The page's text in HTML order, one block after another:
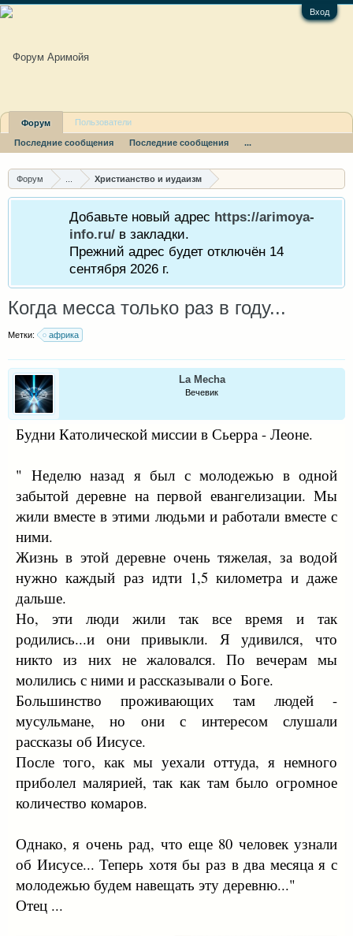
Вход
Форум Христианство и иудаизм
Добавьте новый адрес https://arimoya-
info.ru/ в закладки.
Прежний адрес будет отключён 14
сентября 2026 г.
Когда месса только раз в году...
Метки: африка
La Mecha
Вечевик
Будни Католической миссии в Сьерра - Леоне.
" Неделю назад я был с молодежью в одной
забытой деревне на первой евангелизации. Мы
жили вместе в этими людьми и работали вместе с
ними.
Жизнь в этой деревне очень тяжелая, за водой
нужно каждый раз идти 1,5 километра и даже
дальше.
Но, эти люди жили так все время и так
родились...и они привыкли. Я удивился, что
никто из них не жаловался. По вечерам мы
молились с ними и рассказывали о Боге.
Большинство проживающих там людей -
мусульмане, но они с интересом слушали
рассказы об Иисусе.
После того, как мы уехали оттуда, я немного
приболел малярией, так как там было огромное
количество комаров.
Однако, я очень рад, что еще 80 человек узнали
об Иисусе... Теперь хотя бы раз в два месяца я с
молодежью будем навещать эту деревню..."
Отец ...
Форум
Последние сообщения Последние сообщения ...
Пользователи